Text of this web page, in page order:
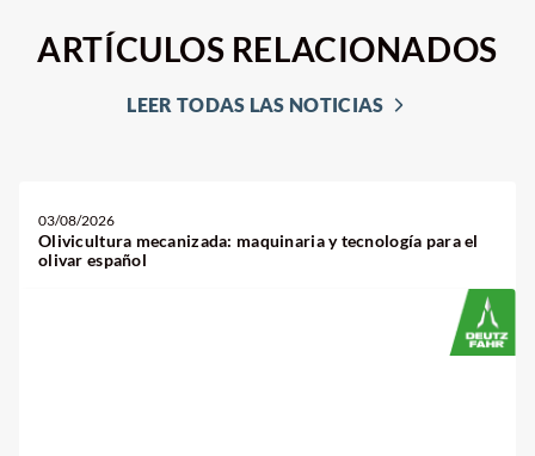
ARTÍCULOS RELACIONADOS
LEER TODAS LAS NOTICIAS
03/08/2026
Olivicultura mecanizada: maquinaria y tecnología para el
olivar español